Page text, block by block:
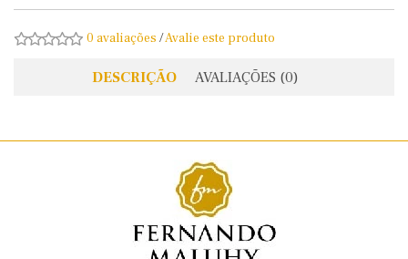
0 avaliações /Avalie este produto
DESCRIÇÃO AVALIAÇÕES (0)